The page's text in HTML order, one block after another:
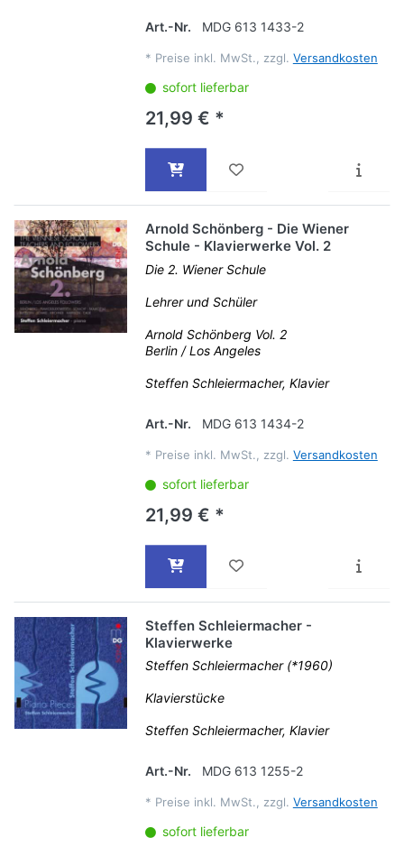
Art.-Nr. MDG 613 1433-2
* Preise inkl. MwSt., zzgl. Versandkosten
sofort lieferbar
21,99 € *
Arnold Schönberg - Die Wiener
Schule - Klavierwerke Vol. 2
Die 2. Wiener Schule
Lehrer und Schüler
Arnold Schönberg Vol. 2
Berlin / Los Angeles
Steffen Schleiermacher, Klavier
Art.-Nr. MDG 613 1434-2
* Preise inkl. MwSt., zzgl. Versandkosten
sofort lieferbar
21,99 € *
Steffen Schleiermacher -
Klavierwerke
Steffen Schleiermacher (*1960)
Klavierstücke
Steffen Schleiermacher, Klavier
Art.-Nr. MDG 613 1255-2
* Preise inkl. MwSt., zzgl. Versandkosten
sofort lieferbar